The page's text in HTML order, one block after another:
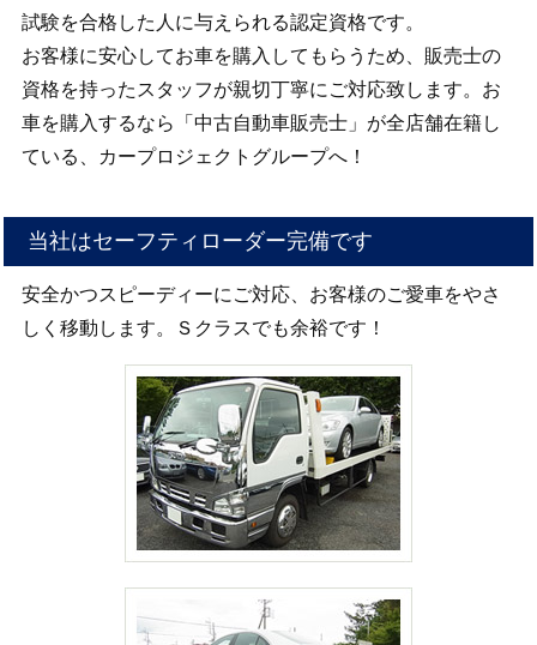
試験を合格した人に与えられる認定資格です。
お客様に安心してお車を購入してもらうため、販売士の
資格を持ったスタッフが親切丁寧にご対応致します。お
車を購入するなら「中古自動車販売士」が全店舗在籍し
ている、カープロジェクトグループへ！
当社はセーフティローダー完備です
安全かつスピーディーにご対応、お客様のご愛車をやさ
しく移動します。Ｓクラスでも余裕です！